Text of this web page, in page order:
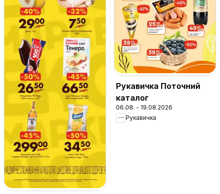
Рукавичка Поточний
каталог
06.08. - 19.08.2026
Рукавичка